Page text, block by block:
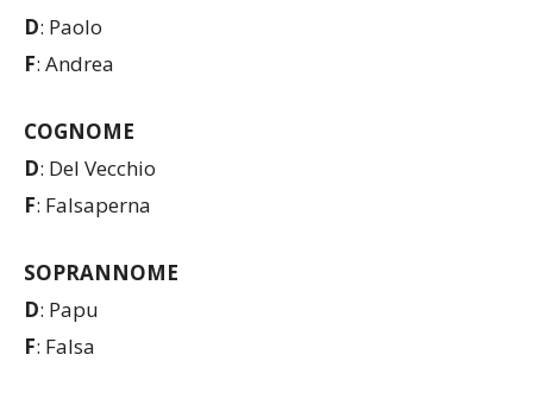
D: Paolo
F: Andrea
COGNOME
D: Del Vecchio
F: Falsaperna
SOPRANNOME
D: Papu
F: Falsa